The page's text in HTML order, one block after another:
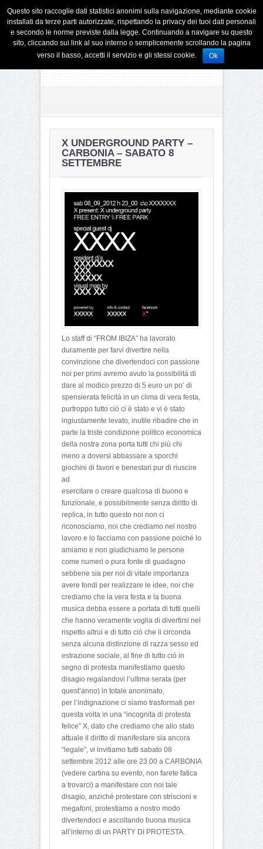
X UNDERGROUND PARTY –
CARBONIA – SABATO 8
SETTEMBRE
Lo staff di “FROM IBIZA” ha lavorato
duramente per farvi divertire nella
convinzione che divertendoci con passione
noi per primi avremo avuto la possibilità di
dare al modico prezzo di 5 euro un po’ di
spensierata felicità in un clima di vera festa,
purtroppo tutto ciò ci è stato e vi è stato
ingiustamente levato, inutile ribadire che in
parte la triste condizione politico economica
della nostra zona porta tutti chi più chi
meno a doversi abbassare a sporchi
giochini di favori e benestari pur di riuscire
ad
esercitare o creare qualcosa di buono e
funzionale, e possibilmente senza diritto di
replica, in tutto questo noi non ci
riconosciamo, noi che crediamo nel nostro
lavoro e lo facciamo con passione poiché lo
amiamo e non giudichiamo le persone
come numeri o pura fonte di guadagno
sebbene sia per noi di vitale importanza
avere fondi per realizzare le idee, noi che
crediamo che la vera festa e la buona
musica debba essere a portata di tutti quelli
che hanno veramente voglia di divertirsi nel
rispetto altrui e di tutto ciò che li circonda
senza alcuna distinzione di razza sesso ed
estrazione sociale, al fine di tutto ciò in
segno di protesta manifestiamo questo
disagio regalandovi l’ultima serata (per
quest’anno) in totale anonimato,
per l’indignazione ci siamo trasformati per
questa volta in una “incognita di protesta
felice” X, dato che crediamo che allo stato
attuale il diritto di manifestare sia ancora
“legale”, vi invitiamo tutti sabato 08
settembre 2012 alle ore 23.00 a CARBONIA
(vedere cartina su evento, non farete fatica
a trovarci) a manifestare con noi tale
disagio, anziché protestare con striscioni e
megafoni, protestiamo a nostro modo
divertendoci e ascoltando buona musica
all’interno di un PARTY DI PROTESTA.
Questo sito raccoglie dati statistici anonimi sulla navigazione, mediante cookie
installati da terze parti autorizzate, rispettando la privacy dei tuoi dati personali
e secondo le norme previste dalla legge. Continuando a navigare su questo
sito, cliccando sui link al suo interno o semplicemente scrollando la pagina
verso il basso, accetti il servizio e gli stessi cookie.
Ok